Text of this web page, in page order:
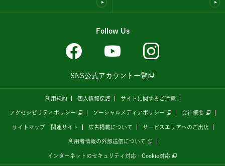
Follow Us
SNS公式アカウント一覧
利用規約 個人情報保護 サイトに関するご注意
アクセシビリティポリシー ソーシャルメディアポリシー 会社概要
サイトマップ 関連サイト 広告掲載について サービスエリアへのご出店
利用者情報の外部送信について
インターネットのセキュリティ対応・Cookie対応